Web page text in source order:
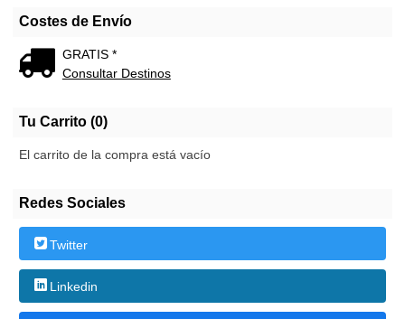
Costes de Envío
GRATIS *
Consultar Destinos
Tu Carrito (0)
El carrito de la compra está vacío
Redes Sociales
Twitter
Linkedin